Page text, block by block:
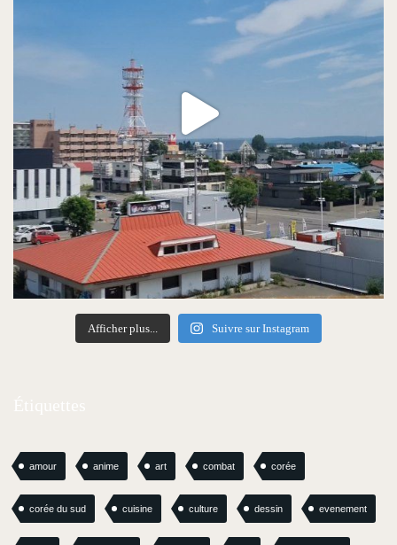
Afficher plus... Suivre sur Instagram
amour anime art combat corée
corée du sud cuisine culture dessin evenement